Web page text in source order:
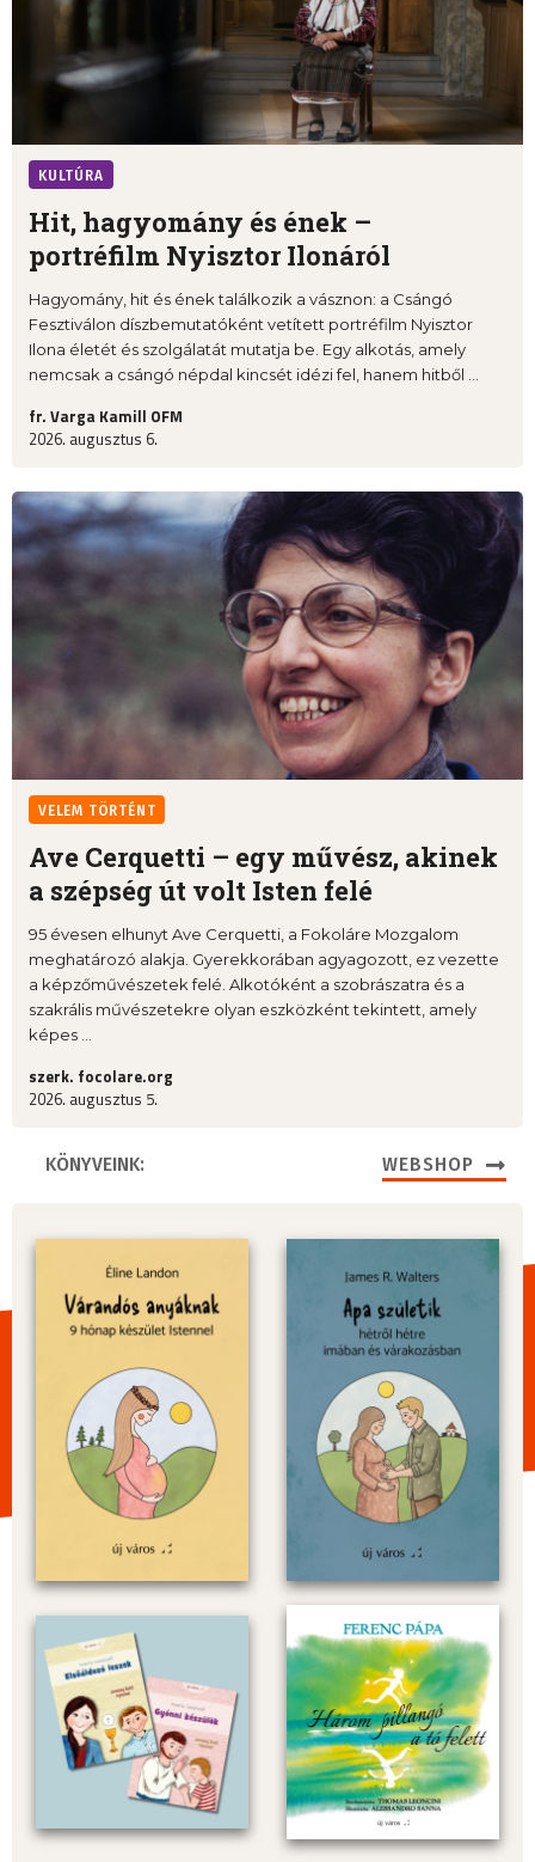
KULTÚRA
Hit, hagyomány és ének –
portréfilm Nyisztor Ilonáról
Hagyomány, hit és ének találkozik a vásznon: a Csángó
Fesztiválon díszbemutatóként vetített portréfilm Nyisztor
Ilona életét és szolgálatát mutatja be. Egy alkotás, amely
nemcsak a csángó népdal kincsét idézi fel, hanem hitből ...
fr. Varga Kamill OFM
2026. augusztus 6.
VELEM TÖRTÉNT
Ave Cerquetti – egy művész, akinek
a szépség út volt Isten felé
95 évesen elhunyt Ave Cerquetti, a Fokoláre Mozgalom
meghatározó alakja. Gyerekkorában agyagozott, ez vezette
a képzőművészetek felé. Alkotóként a szobrászatra és a
szakrális művészetekre olyan eszközként tekintett, amely
képes ...
szerk. focolare.org
2026. augusztus 5.
KÖNYVEINK: WEBSHOP